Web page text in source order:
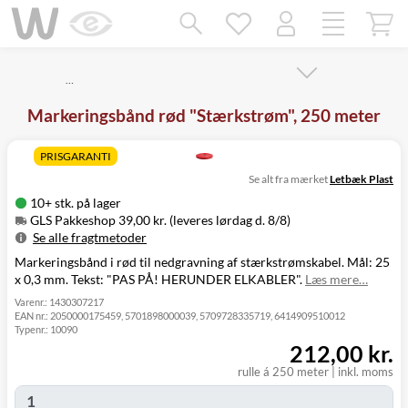
…
Markeringsbånd rød "Stærkstrøm", 250 meter
PRISGARANTI
10+ stk. på lager
GLS Pakkeshop 39,00 kr. (leveres lørdag d. 8/8)
Se alle fragtmetoder
Metode
Pris
Leveres
GLS Pakkeshop
39,00 kr.
Lørdag d. 8/8
GLS
Hjemmelevering
49,00 kr.
Mandag d. 10/8
GLS Erhverv
(9230)
Se alt fra mærketLetbæk Plast
Markeringsbånd i rød til nedgravning af stærkstrømskabel. Mål: 25
x 0,3 mm. Tekst: "PAS PÅ! HERUNDER ELKABLER". Læs mere…
Varenr.: 1430307217
EAN nr.: 2050000175459, 5701898000039, 5709728335719, 6414909510012
Typenr.: 10090
rulle á 250 meter inkl. moms
212,00 kr.
Mangler chatten?
Ret samtykke!